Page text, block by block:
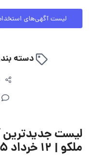
دسته
لیست
ملکو | ۱۲ خرداد ۱۴۰۵